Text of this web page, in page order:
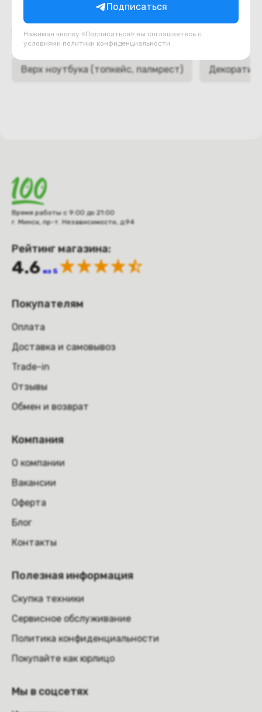
Подписаться
Нажимая кнопку «Подписаться» вы соглашаетесь с
условиями политики конфиденциальности
Подборки товаров в категории
Верх ноутбука (топкейс, палмрест)
Время работы с 9:00 до 21:00
г. Минск, пр-т. Независимости, д.94
Рейтинг магазина:
4.6 из 5
Покупателям
Оплата
Доставка и самовывоз
Trade-in
Отзывы
Обмен и возврат
Компания
О компании
Вакансии
Оферта
Блог
Контакты
Полезная информация
Скупка техники
Сервисное обслуживание
Политика конфиденциальности
Покупайте как юрлицо
Мы в соцсетях